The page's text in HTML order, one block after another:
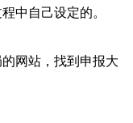
中自己设定的。
网站，找到申报大